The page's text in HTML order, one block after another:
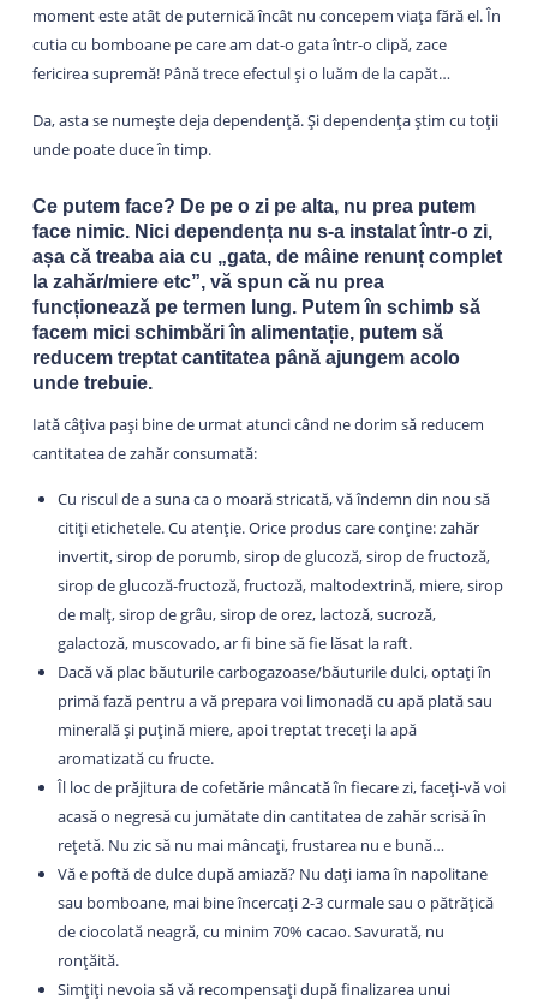
moment este atât de puternică încât nu concepem viața fără el. În
cutia cu bomboane pe care am dat-o gata într-o clipă, zace
fericirea supremă! Până trece efectul și o luăm de la capăt…
Da, asta se numește deja dependență. Și dependența știm cu toții
unde poate duce în timp.
Ce putem face? De pe o zi pe alta, nu prea putem
face nimic. Nici dependența nu s-a instalat într-o zi,
așa că treaba aia cu „gata, de mâine renunț complet
la zahăr/miere etc”, vă spun că nu prea
funcționează pe termen lung. Putem în schimb să
facem mici schimbări în alimentație, putem să
reducem treptat cantitatea până ajungem acolo
unde trebuie.
Iată câțiva pași bine de urmat atunci când ne dorim să reducem
cantitatea de zahăr consumată:
Cu riscul de a suna ca o moară stricată, vă îndemn din nou să
citiți etichetele. Cu atenție. Orice produs care conține: zahăr
invertit, sirop de porumb, sirop de glucoză, sirop de fructoză,
sirop de glucoză-fructoză, fructoză, maltodextrină, miere, sirop
de malț, sirop de grâu, sirop de orez, lactoză, sucroză,
galactoză, muscovado, ar fi bine să fie lăsat la raft.
Dacă vă plac băuturile carbogazoase/băuturile dulci, optați în
primă fază pentru a vă prepara voi limonadă cu apă plată sau
minerală și puțină miere, apoi treptat treceți la apă
aromatizată cu fructe.
Îl loc de prăjitura de cofetărie mâncată în fiecare zi, faceți-vă voi
acasă o negresă cu jumătate din cantitatea de zahăr scrisă în
rețetă. Nu zic să nu mai mâncați, frustarea nu e bună…
Vă e poftă de dulce după amiază? Nu dați iama în napolitane
sau bomboane, mai bine încercați 2-3 curmale sau o pătrățică
de ciocolată neagră, cu minim 70% cacao. Savurată, nu
ronțăită.
Simțiți nevoia să vă recompensați după finalizarea unui